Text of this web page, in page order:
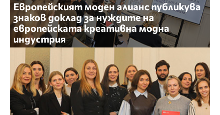
Европейският моден алианс публикува
знаков доклад за нуждите на
европейската креативна модна
индустрия